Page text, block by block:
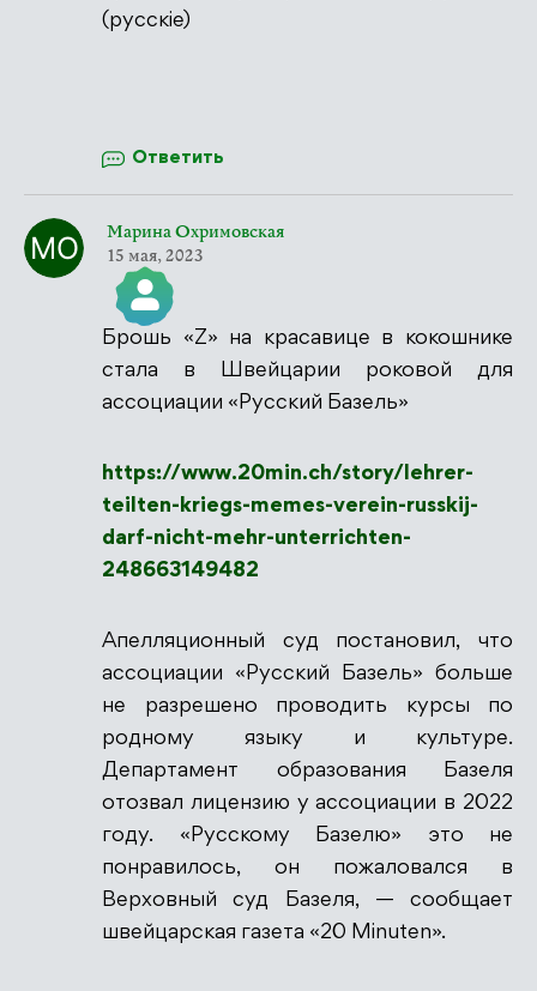
(русскіе)
Ответить
Марина Охримовская
15 мая, 2023
Значок &quot;Реальный человек&quot;
Антиспам от CleanTalk
Брошь «Z» на красавице в кокошнике
стала в Швейцарии роковой для
ассоциации «Русский Базель»
https://www.20min.ch/story/lehrer-
teilten-kriegs-memes-verein-russkij-
darf-nicht-mehr-unterrichten-
248663149482
Апелляционный суд постановил, что
ассоциации «Русский Базель» больше
не разрешено проводить курсы по
родному языку и культуре.
Департамент образования Базеля
отозвал лицензию у ассоциации в 2022
году. «Русскому Базелю» это не
понравилось, он пожаловался в
Верховный суд Базеля, — сообщает
швейцарская газета «20 Minuten».